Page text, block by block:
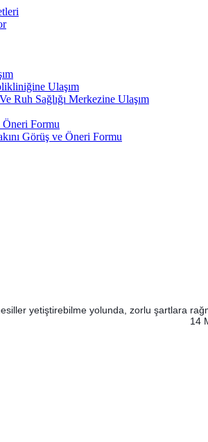
Ulaşım
Ruh Sağlığı Merkezine Ulaşım
Öneri Formu
Görüş ve Öneri Formu
yetiştirebilme yolunda, zorlu şartlara
14